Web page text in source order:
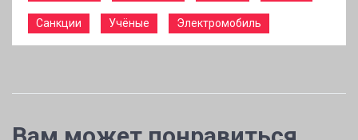
Санкции Учёные Электромобиль